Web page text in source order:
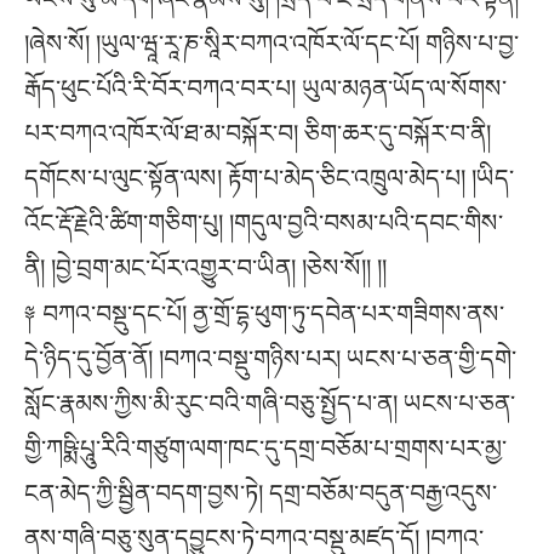
།ཞེས་སོ། །ཡུལ་ཝཱ་རཱ་ཎ་སཱིར་བཀའ་འཁོར་ལོ་དང་པོ། གཉིས་པ་བྱ་
རྒོད་ཕུང་པོའི་རི་བོར་བཀའ་བར་པ། ཡུལ་མཉན་ཡོད་ལ་སོགས་
པར་བཀའ་འཁོར་ལོ་ཐ་མ་བསྐོར་བ། ཅིག་ཆར་དུ་བསྐོར་བ་ནི།
དགོངས་པ་ལུང་སྟོན་ལས། རྟོག་པ་མེད་ཅིང་འཁྲུལ་མེད་པ། །ཡིད་
འོང་རྡོ་རྗེའི་ཚིག་གཅིག་པུ། །གདུལ་བྱའི་བསམ་པའི་དབང་གིས་
ནི། །བྱེ་བྲག་མང་པོར་འགྱུར་བ་ཡིན། །ཅེས་སོ།། །།
༈ བཀའ་བསྡུ་དང་པོ། ནྱ་གྲོ་དྷ་ཕུག་ཏུ་དབེན་པར་གཟིགས་ནས་
དེ་ཉིད་དུ་བྱོན་ནོ། །བཀའ་བསྡུ་གཉིས་པར། ཡངས་པ་ཅན་གྱི་དགེ་
སློང་རྣམས་ཀྱིས་མི་རུང་བའི་གཞི་བཅུ་སྤྱོད་པ་ན། ཡངས་པ་ཅན་
གྱི་ཀཥྨི་པཱུ་རིའི་གཙུག་ལག་ཁང་དུ་དགྲ་བཅོམ་པ་གྲགས་པར་མྱ་
ངན་མེད་ཀྱི་སྦྱིན་བདག་བྱས་ཏེ། དགྲ་བཅོམ་བདུན་བརྒྱ་འདུས་
ནས་གཞི་བཅུ་སུན་དབྱུངས་ཏེ་བཀའ་བསྡུ་མཛད་དོ། །བཀའ་